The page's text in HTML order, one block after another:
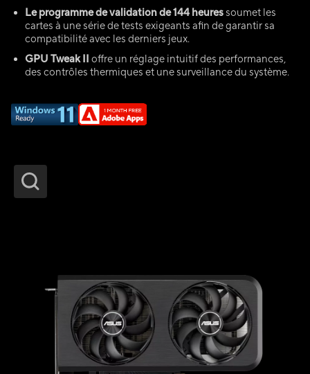
Le programme de validation de 144 heuressoumet les
cartes à une série de tests exigeants afin de garantir sa
compatibilité avec les derniers jeux.
GPU Tweak II offre un réglage intuitif des performances,
des contrôles thermiques et une surveillance du système.